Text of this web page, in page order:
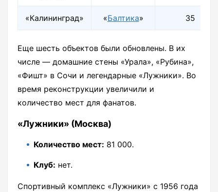
«Калининград» «Балтика» 35
Еще шесть объектов были обновлены. В их
числе — домашние стены «Урала», «Рубина»,
«Фишт» в Сочи и легендарные «Лужники». Во
время реконструкции увеличили и
количество мест для фанатов.
«Лужники» (Москва)
Количество мест: 81 000.
Клуб: нет.
Спортивный комплекс «Лужники» с 1956 года